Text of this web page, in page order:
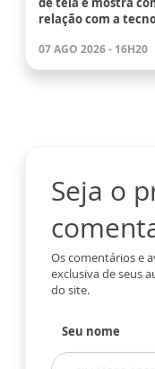
relação com a
07 AGO 2026 - 16H20
Seja o
Os comentários e
exclusiva de seus
do site.
Seu nome